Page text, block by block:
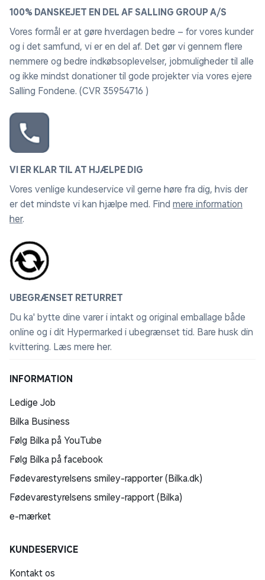
100% DANSKEJET EN DEL AF SALLING GROUP A/S
Vores formål er at gøre hverdagen bedre – for vores kunder
og i det samfund, vi er en del af. Det gør vi gennem flere
nemmere og bedre indkøbsoplevelser, jobmuligheder til alle
og ikke mindst donationer til gode projekter via vores ejere
Salling Fondene. (CVR 35954716 )
VI ER KLAR TIL AT HJÆLPE DIG
Vores venlige kundeservice vil gerne høre fra dig, hvis der
er det mindste vi kan hjælpe med. Find mere information
her.
UBEGRÆNSET RETURRET
Du ka' bytte dine varer i intakt og original emballage både
online og i dit Hypermarked i ubegrænset tid. Bare husk din
kvittering. Læs mere her.
INFORMATION
Ledige Job
Bilka Business
Følg Bilka på YouTube
Følg Bilka på facebook
Fødevarestyrelsens smiley-rapporter (Bilka.dk)
Fødevarestyrelsens smiley-rapport (Bilka)
e-mærket
KUNDESERVICE
Kontakt os